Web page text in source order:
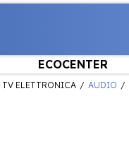
ECOCENTER
TV ELETTRONICA AUDIO